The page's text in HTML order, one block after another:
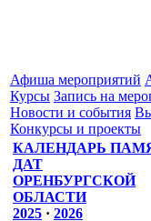
Афиша мероприятий
Курсы Запись на
Новости и события
Конкурсы и проекты
КАЛЕНДАРЬ
ДАТ
ОРЕНБУРГСКОЙ
ОБЛАСТИ
2025 · 2026